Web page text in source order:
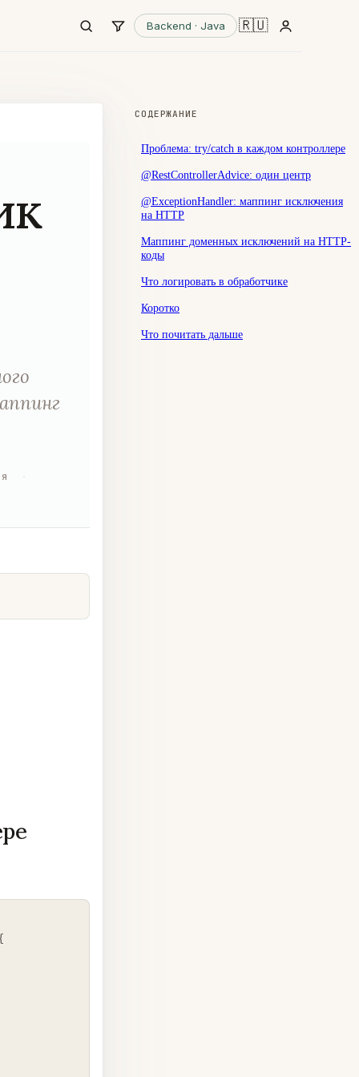
Backend · Java 🇷🇺
СОДЕРЖАНИЕ
Проблема: try/catch в каждом контроллере
@RestControllerAdvice: один центр
@ExceptionHandler: маппинг исключения
на HTTP
Маппинг доменных исключений на HTTP-
коды
Что логировать в обработчике
Коротко
Что почитать дальше